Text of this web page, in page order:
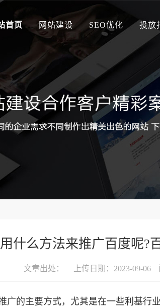
首页 网站建设 SEO优化 投放
什么方法来推广百度呢?
文章出处： 上传日期：2023-09-06
广的主要方式，尤其是在一些利基行